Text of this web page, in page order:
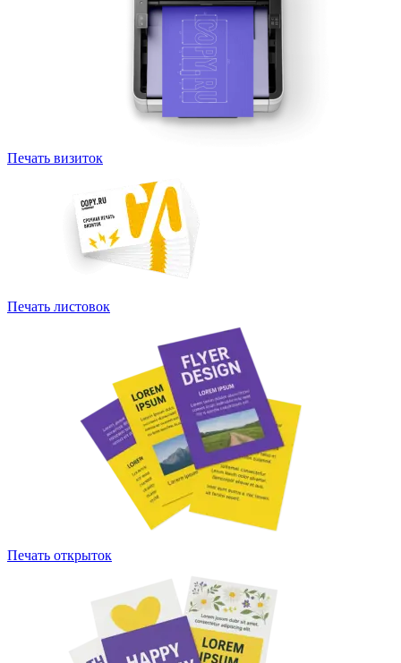
Печать визиток
Печать листовок
Печать открыток